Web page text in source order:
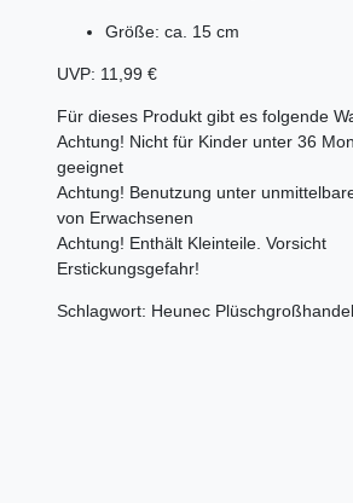
Größe: ca. 15 cm
UVP: 11,99 €
Für dieses Produkt gibt es folgende
Achtung! Nicht für Kinder unter 36
geeignet
Achtung! Benutzung unter
von Erwachsenen
Achtung! Enthält Kleinteile. Vorsicht
Erstickungsgefahr!
Schlagwort: Heunec